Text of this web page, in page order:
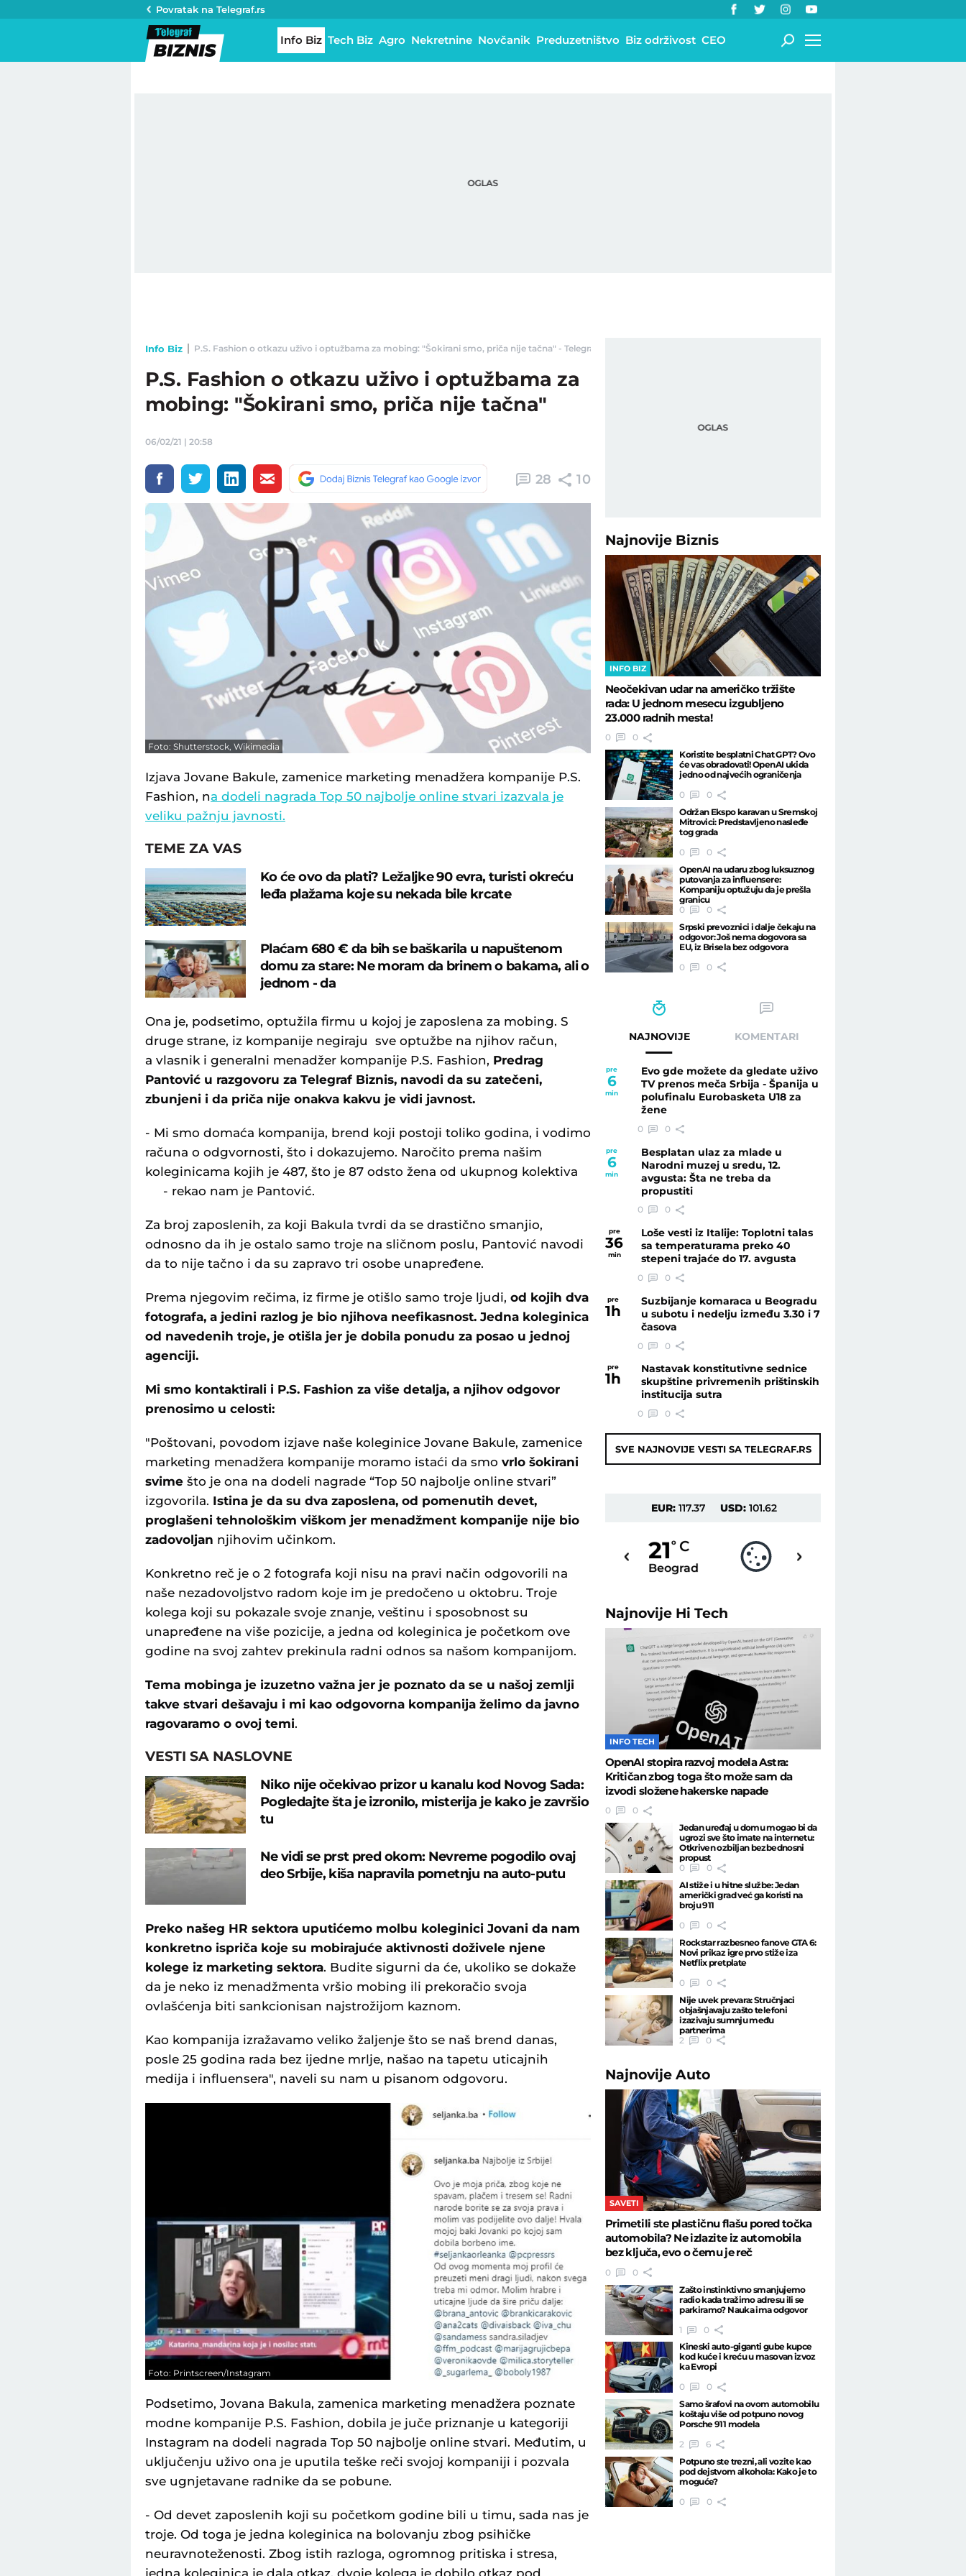
Povratak na Telegraf.rs
Info Biz Tech Biz Agro Nekretnine Novčanik Preduzetništvo Biz održivost CEO
Info Biz P.S. Fashion o otkazu uživo i optužbama za mobing: "Šokirani smo, priča nije tačna" - Telegraf Biznis
P.S. Fashion o otkazu uživo i optužbama za
mobing: "Šokirani smo, priča nije tačna"
06/02/21 | 20:58
28 10
Foto: Shutterstock, Wikimedia
Izjava Jovane Bakule, zamenice marketing menadžera kompanije P.S.
Fashion, na dodeli nagrada Top 50 najbolje online stvari izazvala je
veliku pažnju javnosti.
TEME ZA VAS
Ko će ovo da plati? Ležaljke 90 evra, turisti okreću
leđa plažama koje su nekada bile krcate
Plaćam 680 € da bih se baškarila u napuštenom
domu za stare: Ne moram da brinem o bakama, ali o
jednom - da
Ona je, podsetimo, optužila firmu u kojoj je zaposlena za mobing. S
druge strane, iz kompanije negiraju sve optužbe na njihov račun,
a vlasnik i generalni menadžer kompanije P.S. Fashion, Predrag
Pantović u razgovoru za Telegraf Biznis, navodi da su zatečeni,
zbunjeni i da priča nije onakva kakvu je vidi javnost.
- Mi smo domaća kompanija, brend koji postoji toliko godina, i vodimo
računa o odgvornosti, što i dokazujemo. Naročito prema našim
koleginicama kojih je 487, što je 87 odsto žena od ukupnog kolektiva
- rekao nam je Pantović.
Za broj zaposlenih, za koji Bakula tvrdi da se drastično smanjio,
odnosno da ih je ostalo samo troje na sličnom poslu, Pantović navodi
da to nije tačno i da su zapravo tri osobe unapređene.
Prema njegovim rečima, iz firme je otišlo samo troje ljudi, od kojih dva
fotografa, a jedini razlog je bio njihova neefikasnost. Jedna koleginica
od navedenih troje, je otišla jer je dobila ponudu za posao u jednoj
agenciji.
Mi smo kontaktirali i P.S. Fashion za više detalja, a njihov odgovor
prenosimo u celosti:
"Poštovani, povodom izjave naše koleginice Jovane Bakule, zamenice
marketing menadžera kompanije moramo istaći da smo vrlo šokirani
svime što je ona na dodeli nagrade “Top 50 najbolje online stvari”
izgovorila. Istina je da su dva zaposlena, od pomenutih devet,
proglašeni tehnološkim viškom jer menadžment kompanije nije bio
zadovoljan njihovim učinkom.
Konkretno reč je o 2 fotografa koji nisu na pravi način odgovorili na
naše nezadovoljstvo radom koje im je predočeno u oktobru. Troje
kolega koji su pokazale svoje znanje, veštinu i sposobnost su
unapređene na više pozicije, a jedna od koleginica je početkom ove
godine na svoj zahtev prekinula radni odnos sa našom kompanijom.
Tema mobinga je izuzetno važna jer je poznato da se u našoj zemlji
takve stvari dešavaju i mi kao odgovorna kompanija želimo da javno
ragovaramo o ovoj temi.
VESTI SA NASLOVNE
Niko nije očekivao prizor u kanalu kod Novog Sada:
Pogledajte šta je izronilo, misterija je kako je završio
tu
Ne vidi se prst pred okom: Nevreme pogodilo ovaj
deo Srbije, kiša napravila pometnju na auto-putu
Preko našeg HR sektora uputićemo molbu koleginici Jovani da nam
konkretno ispriča koje su mobirajuće aktivnosti doživele njene
kolege iz marketing sektora. Budite sigurni da će, ukoliko se dokaže
da je neko iz menadžmenta vršio mobing ili prekoračio svoja
ovlašćenja biti sankcionisan najstrožijom kaznom.
Kao kompanija izražavamo veliko žaljenje što se naš brend danas,
posle 25 godina rada bez ijedne mrlje, našao na tapetu uticajnih
medija i influensera", naveli su nam u pisanom odgovoru.
Foto: Printscreen/Instagram
Podsetimo, Jovana Bakula, zamenica marketing menadžera poznate
modne kompanije P.S. Fashion, dobila je juče priznanje u kategoriji
Instagram na dodeli nagrada Top 50 najbolje online stvari. Međutim, u
uključenju uživo ona je uputila teške reči svojoj kompaniji i pozvala
sve ugnjetavane radnike da se pobune.
- Od devet zaposlenih koji su početkom godine bili u timu, sada nas je
troje. Od toga je jedna koleginica na bolovanju zbog psihičke
neuravnoteženosti. Zbog istih razloga, ogromnog pritiska i stresa,
jedna koleginica je dala otkaz, dvoje kolega je dobilo otkaz pod
Najnovije Biznis
INFO BIZ
Neočekivan udar na američko tržište
rada: U jednom mesecu izgubljeno
23.000 radnih mesta!
0
0
Koristite besplatni Chat GPT? Ovo
će vas obradovati! OpenAI ukida
jedno od najvećih ograničenja
0
0
Održan Ekspo karavan u Sremskoj
Mitrovici: Predstavljeno nasleđe
tog grada
0
0
OpenAI na udaru zbog luksuznog
putovanja za influensere:
Kompaniju optužuju da je prešla
granicu
0
0
Srpski prevoznici i dalje čekaju na
odgovor: Još nema dogovora sa
EU, iz Brisela bez odgovora
0
0
NAJNOVIJE KOMENTARI
pre
6
min
Evo gde možete da gledate uživo
TV prenos meča Srbija - Španija u
polufinalu Eurobasketa U18 za
žene
0 0
pre
6
min
Besplatan ulaz za mlade u
Narodni muzej u sredu, 12.
avgusta: Šta ne treba da
propustiti
0 0
pre
36
min
Loše vesti iz Italije: Toplotni talas
sa temperaturama preko 40
stepeni trajaće do 17. avgusta
0 0
pre
1h
Suzbijanje komaraca u Beogradu
u subotu i nedelju između 3.30 i 7
časova
0 0
pre
1h
Nastavak konstitutivne sednice
skupštine privremenih prištinskih
institucija sutra
0 0
SVE NAJNOVIJE VESTI SA TELEGRAF.RS
EUR:117.37 USD: 101.62
Priština
21 o C
Beograd
Najnovije Hi Tech
INFO TECH
OpenAI stopira razvoj modela Astra:
Kritičan zbog toga što može sam da
izvodi složene hakerske napade
0
0
Jedan uređaj u domu mogao bi da
ugrozi sve što imate na internetu:
Otkriven ozbiljan bezbednosni
propust
0
0
AI stiže i u hitne službe: Jedan
američki grad već ga koristi na
broju 911
0
0
Rockstar razbesneo fanove GTA 6:
Novi prikaz igre prvo stiže iza
Netflix pretplate
0
0
Nije uvek prevara: Stručnjaci
objašnjavaju zašto telefoni
izazivaju sumnju među
partnerima
2
0
NajnovijeAuto
SAVETI
Primetili ste plastičnu flašu pored točka
automobila? Ne izlazite iz automobila
bez ključa, evo o čemu je reč
0
0
Zašto instinktivno smanjujemo
radio kada tražimo adresu ili se
parkiramo? Nauka ima odgovor
1
0
Kineski auto-giganti gube kupce
kod kuće i kreću u masovan izvoz
ka Evropi
0
0
Samo šrafovi na ovom automobilu
koštaju više od potpuno novog
Porsche 911 modela
2
6
Potpuno ste trezni, ali vozite kao
pod dejstvom alkohola: Kako je to
moguće?
0
0